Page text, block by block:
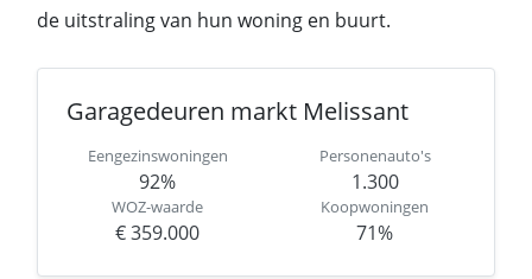
de uitstraling van hun woning en buurt.
Garagedeuren markt Melissant
Eengezinswoningen
92%
Personenauto's
1.300
WOZ-waarde
€ 359.000
Koopwoningen
71%